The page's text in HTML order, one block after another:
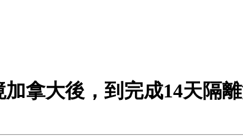
拿大後，到完成14天隔